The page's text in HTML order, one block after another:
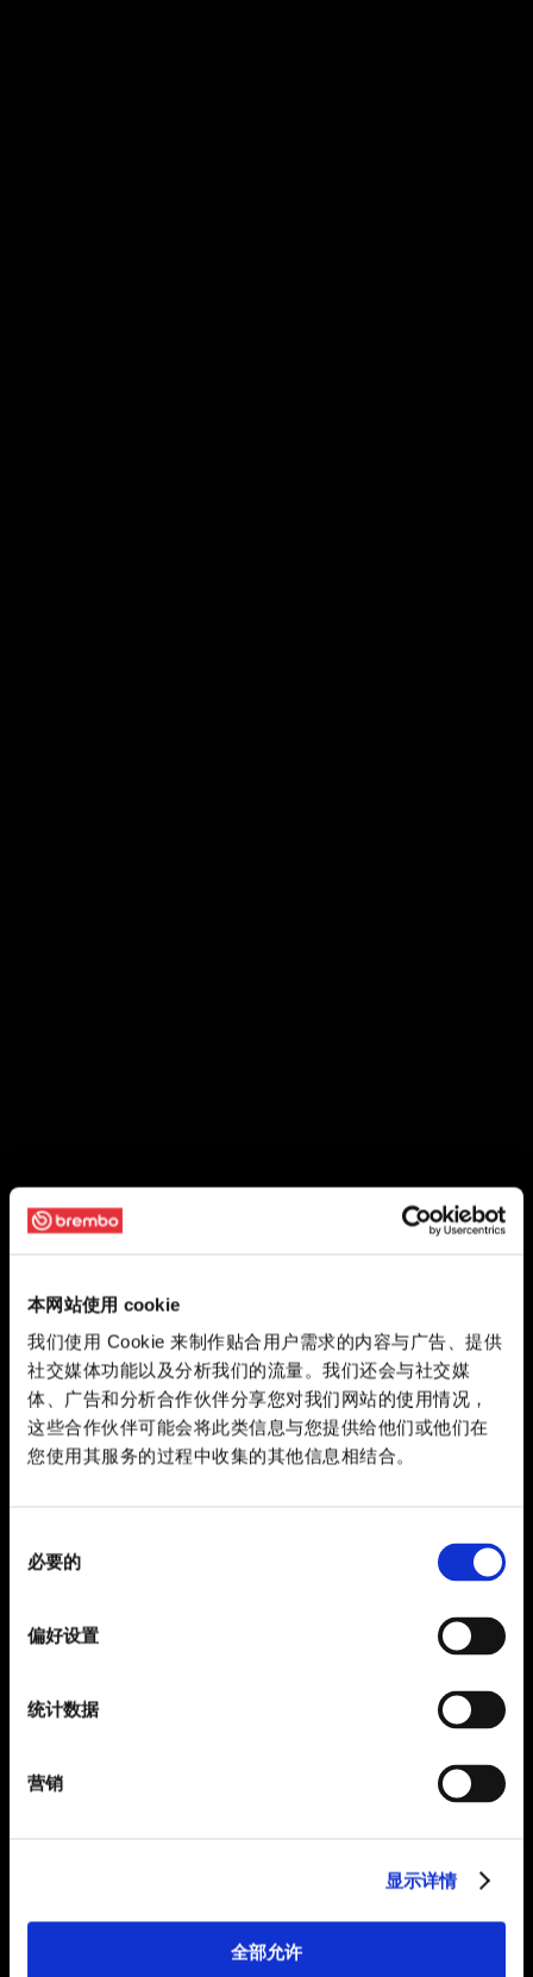
本网站使用 cookie
我们使用 Cookie 来制作贴合用户需求的内容与广告、提供
社交媒体功能以及分析我们的流量。我们还会与社交媒
体、广告和分析合作伙伴分享您对我们网站的使用情况，
这些合作伙伴可能会将此类信息与您提供给他们或他们在
您使用其服务的过程中收集的其他信息相结合。
必要的
偏好设置
统计数据
营销
显示详情
全部允许